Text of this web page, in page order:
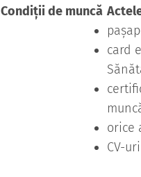
Condiții de muncă
card
orice
CV-